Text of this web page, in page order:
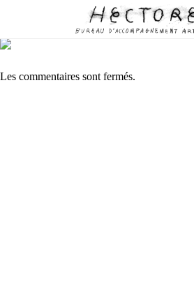
Les commentaires sont fermés.